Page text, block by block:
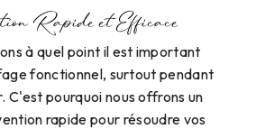
Rapide et Efficace
à quel point il est important
fonctionnel, surtout pendant
C'est pourquoi nous offrons un
rapide pour résoudre vos